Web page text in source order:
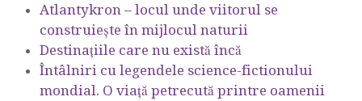
Atlantykron – locul unde viitorul se
construiește în mijlocul naturii
Destinațiile care nu există încă
Întâlniri cu legendele science-fictionului
mondial. O viață petrecută printre oamenii